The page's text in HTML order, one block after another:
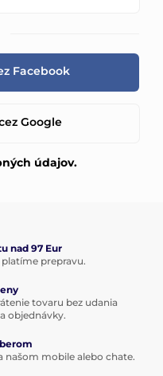
Facebook
Google
údajov.
nad 97 Eur
prepravu.
tovaru bez udania
objednávky.
našom mobile alebo chate.